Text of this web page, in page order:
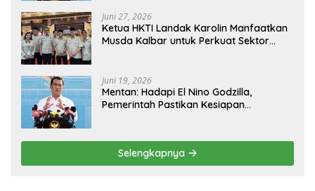
Juni 27, 2026
Ketua HKTI Landak Karolin Manfaatkan
Musda Kalbar untuk Perkuat Sektor
Juni 19, 2026
Mentan: Hadapi El Nino Godzilla,
Pemerintah Pastikan Kesiapan
Selengkapnya